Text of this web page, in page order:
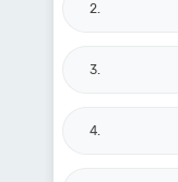
2.
3.
4.